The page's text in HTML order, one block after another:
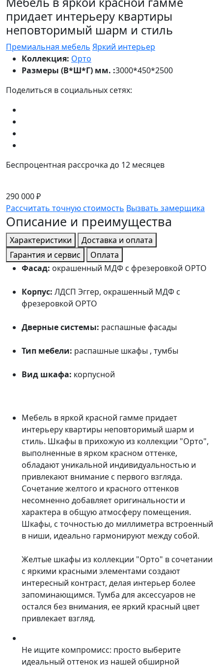
придает интерьеру квартиры
неповторимый шарм и стиль
Премиальная мебель Яркий интерьер
Коллекция: Орто
Размеры (В*Ш*Г) мм. :3000*450*2500
Поделиться в социальных сетях:
Беспроцентная рассрочка до 12 месяцев
290 000 ₽
Рассчитать точную стоимость Вызвать замерщика
Описание и преимущества
Характеристики
Доставка и оплата
Гарантия и сервис
Оплата
Фасад: окрашенный МДФ с фрезеровкой ОРТО
Корпус: ЛДСП Эггер, окрашенный МДФ с
фрезеровкой ОРТО
Дверные системы: распашные фасады
Тип мебели: распашные шкафы , тумбы
Вид шкафа: корпусной
Мебель в яркой красной гамме придает
интерьеру квартиры неповторимый шарм и
стиль. Шкафы в прихожую из коллекции "Орто",
выполненные в ярком красном оттенке,
обладают уникальной индивидуальностью и
привлекают внимание с первого взгляда.
Сочетание желтого и красного оттенков
несомненно добавляет оригинальности и
характера в общую атмосферу помещения.
Шкафы, с точностью до миллиметра встроенный
в ниши, идеально гармонируют между собой.
Желтые шкафы из коллекции "Орто" в сочетании
с яркими красными элементами создают
интересный контраст, делая интерьер более
запоминающимся. Тумба для аксессуаров не
остался без внимания, ее яркий красный цвет
привлекает взгляд.
Не ищите компромисс: просто выберите
идеальный оттенок из нашей обширной